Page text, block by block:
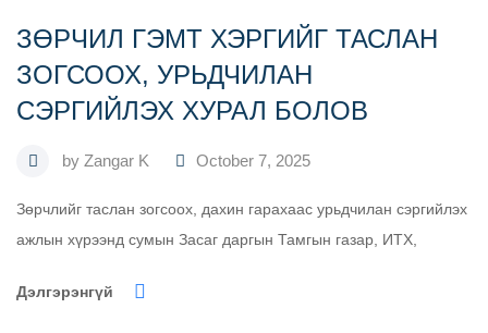
ЗӨРЧИЛ ГЭМТ ХЭРГИЙГ ТАСЛАН
ЗОГСООХ, УРЬДЧИЛАН
СЭРГИЙЛЭХ ХУРАЛ БОЛОВ
by Zangar K October 7, 2025
Зөрчлийг таслан зогсоох, дахин гарахаас урьдчилан сэргийлэх
ажлын хүрээнд сумын Засаг даргын Тамгын газар, ИТХ,
Дэлгэрэнгүй